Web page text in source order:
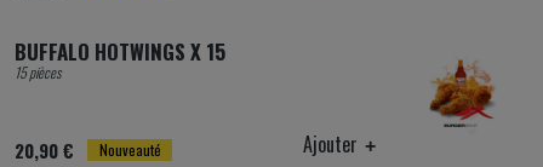
Nouveauté
BUFFALO HOTWINGS X 15
15 pièces
20,90 € Ajouter